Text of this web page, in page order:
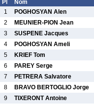
Pl Nom
1
POGHOSYAN Alen
2
MEUNIER-PION Jean
3
SUSPENE Jacques
4
POGHOSYAN Ameli
5
KRIEF Tom
6
PAREY Serge
7
PETRERA Salvatore
8
BRAVO BERTOGLIO Jorge
9
TIXERONT Antoine